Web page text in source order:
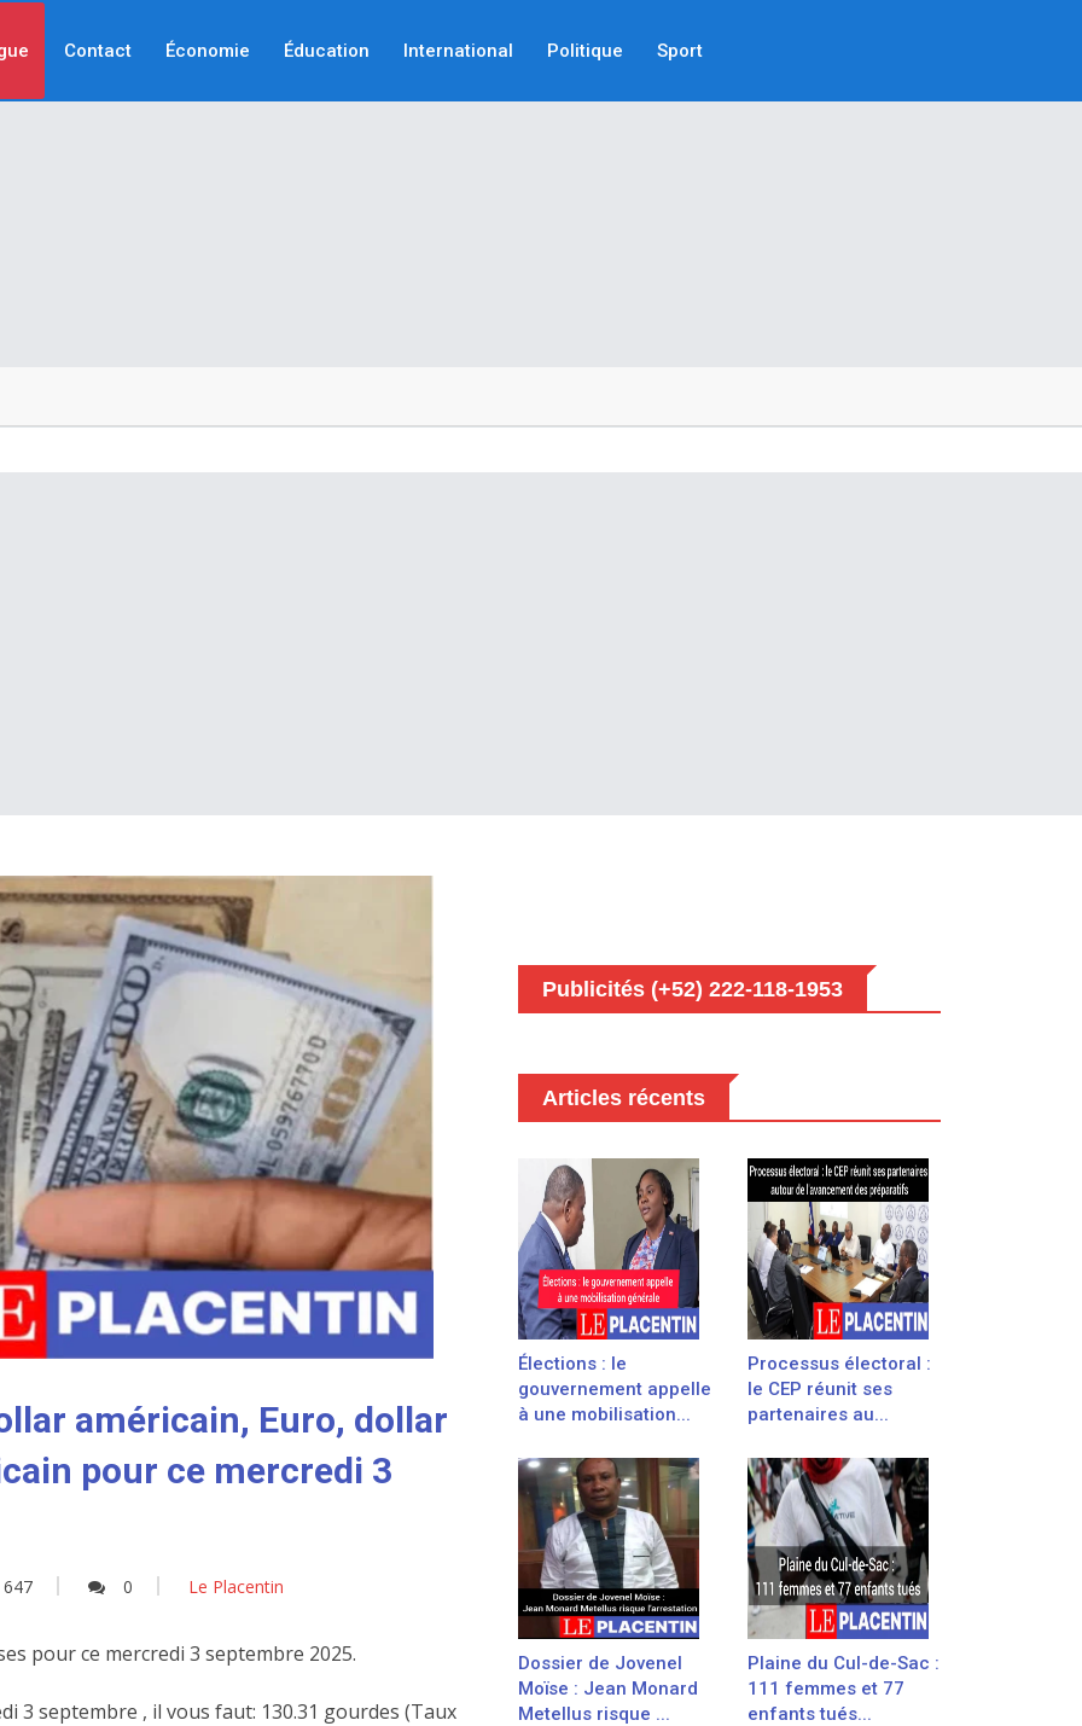
Contact Économie Éducation International Politique Sport
américain, Euro, dollar
pour ce mercredi 3
647 0 Le Placentin
pour ce mercredi 3 septembre 2025.
3 septembre , il vous faut: 130.31 gourdes (Taux
Publicités (+52) 222-118-1953
Articles récents
Élections : le
gouvernement appelle
à une mobilisation...
Processus électoral :
le CEP réunit ses
partenaires au...
Dossier de Jovenel
Moïse : Jean Monard
Metellus risque ...
Plaine du Cul-de-Sac :
111 femmes et 77
enfants tués...